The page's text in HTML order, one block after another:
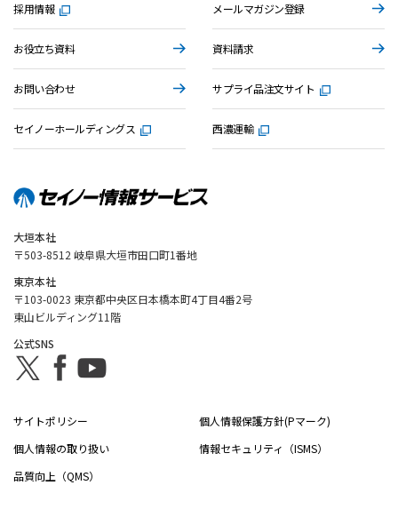
大垣本社
〒503-8512 岐阜県大垣市田口町1番地
東京本社
〒103-0023 東京都中央区日本橋本町4丁目4番2号
東山ビルディング11階
公式SNS
採用情報 メールマガジン登録
お役立ち資料 資料請求
お問い合わせ サプライ品注文サイト
セイノーホールディングス 西濃運輸
サイトポリシー
個人情報保護方針(Pマーク)
個人情報の取り扱い
情報セキュリティ（ISMS）
品質向上（QMS）